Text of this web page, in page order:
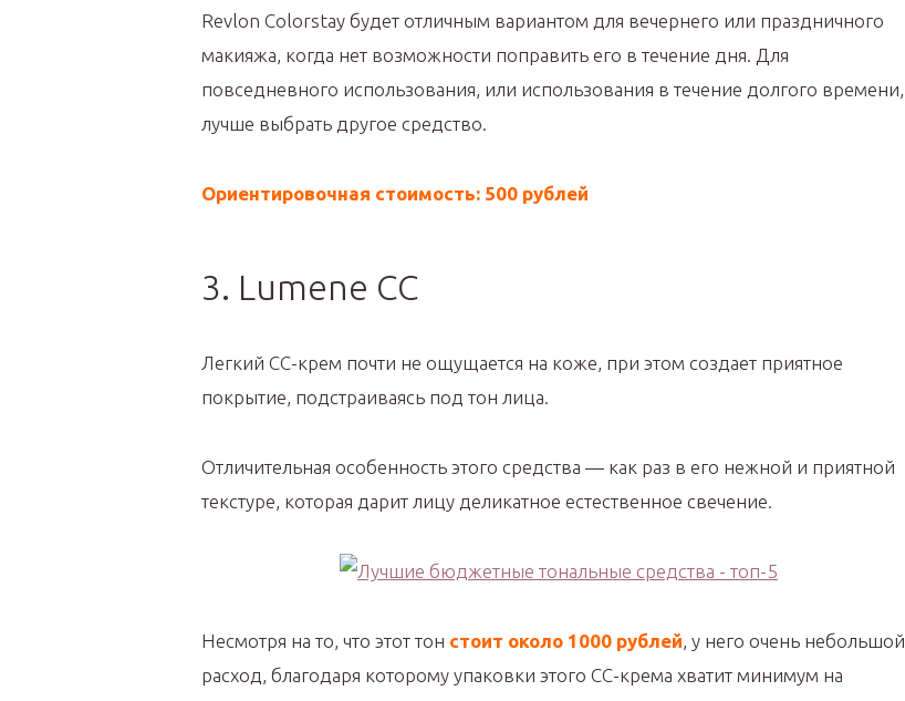
Revlon Colorstay будет отличным вариантом для вечернего или праздничного
макияжа, когда нет возможности поправить его в течение дня. Для
повседневного использования, или использования в течение долгого времени,
лучше выбрать другое средство.
Ориентировочная стоимость: 500 рублей
3. Lumene CC
Легкий СС-крем почти не ощущается на коже, при этом создает приятное
покрытие, подстраиваясь под тон лица.
Отличительная особенность этого средства — как раз в его нежной и приятной
текстуре, которая дарит лицу деликатное естественное свечение.
Несмотря на то, что этот тон стоит около 1000 рублей, у него очень небольшой
расход, благодаря которому упаковки этого СС-крема хватит минимум на